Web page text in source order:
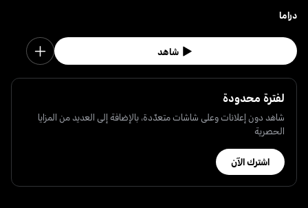
دراما
شاهد
لفترة محدودة
شاهد دون إعلانات وعلى شاشات متعدّدة، بالإضافة إلى العديد من المزايا
الحصرية
اشترك الآن